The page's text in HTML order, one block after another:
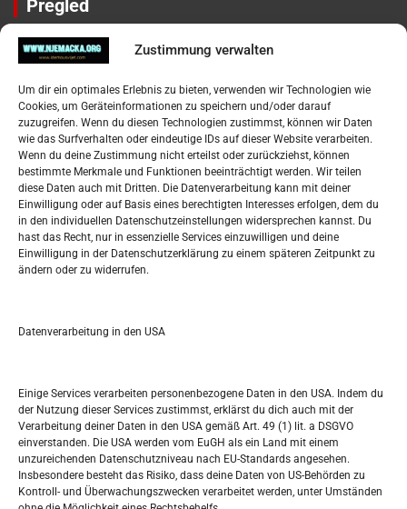
Zustimmung verwalten
Um dir ein optimales Erlebnis zu bieten, verwenden wir Technologien wie
Cookies, um Geräteinformationen zu speichern und/oder darauf
zuzugreifen. Wenn du diesen Technologien zustimmst, können wir Daten
wie das Surfverhalten oder eindeutige IDs auf dieser Website verarbeiten.
Wenn du deine Zustimmung nicht erteilst oder zurückziehst, können
bestimmte Merkmale und Funktionen beeinträchtigt werden. Wir teilen
diese Daten auch mit Dritten. Die Datenverarbeitung kann mit deiner
Einwilligung oder auf Basis eines berechtigten Interesses erfolgen, dem du
in den individuellen Datenschutzeinstellungen widersprechen kannst. Du
hast das Recht, nur in essenzielle Services einzuwilligen und deine
Einwilligung in der Datenschutzerklärung zu einem späteren Zeitpunkt zu
ändern oder zu widerrufen.
Datenverarbeitung in den USA
Einige Services verarbeiten personenbezogene Daten in den USA. Indem du
der Nutzung dieser Services zustimmst, erklärst du dich auch mit der
Verarbeitung deiner Daten in den USA gemäß Art. 49 (1) lit. a DSGVO
einverstanden. Die USA werden vom EuGH als ein Land mit einem
unzureichenden Datenschutzniveau nach EU-Standards angesehen.
Insbesondere besteht das Risiko, dass deine Daten von US-Behörden zu
Kontroll- und Überwachungszwecken verarbeitet werden, unter Umständen
Pregled
Impressum
Datenschutzerklärung
Widerufsbelehrung
Oglašavanje / Postavite svoj oglas
Tko je “Idemo u Svijet – Njemačka?
Pretražite stranicu:
S
e
h
M D M D F S S
1
3 4 5 6 7 8
10 11 12 13 14 15 16